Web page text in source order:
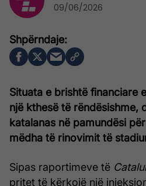
Situata e brishtë financiare
një kthesë të rëndësishme,
katalanas në pamundësi
mëdha të rinovimit të
Sipas raportimeve të
pritet të kërkojë një
09/06/2026